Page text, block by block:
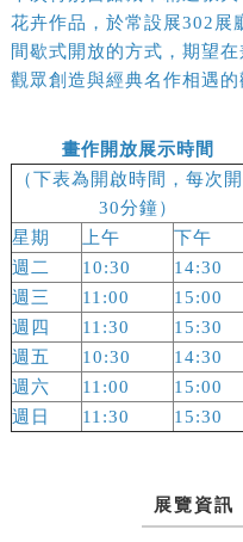
花卉作品，於常設展302展
間歇式開放的方式，期望
觀眾創造與經典名作相遇的
畫作開放展示時間
（下表為開啟時間，每次
30分鐘）
星期
上午
下午
週二
10:30
14:30
週三
11:00
15:00
週四
11:30
15:30
週五
10:30
14:30
週六
11:00
15:00
週日
11:30 15:30
展覽資訊